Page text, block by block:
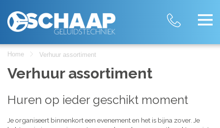
Home Verhuur assortiment
Verhuur assortiment
Huren op ieder geschikt moment
Je organiseert binnenkort een evenement en het is bijna zover. Je